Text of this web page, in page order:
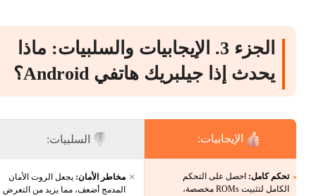
الجزء 3. الإيجابيات والسلبيات: ماذا
يحدث إذا جيلبريك هاتفي Android؟
الإيجابيات:
تحكم كامل: احصل على التحكم
الكامل لتثبيت ROMs مخصصة،
السلبيات:
مخاطر الأمان: يجعل الروت الأمان
المدمج أضعف، مما يزيد من التعرض